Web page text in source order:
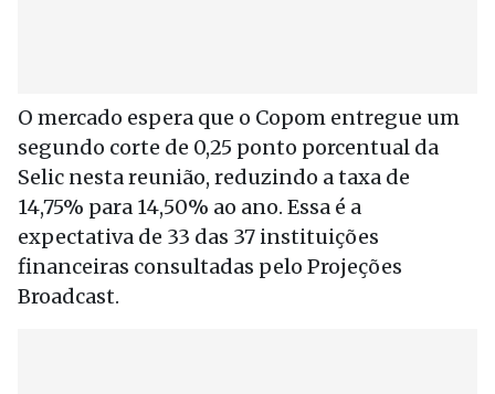
O mercado espera que o Copom entregue um
segundo corte de 0,25 ponto porcentual da
Selic nesta reunião, reduzindo a taxa de
14,75% para 14,50% ao ano. Essa é a
expectativa de 33 das 37 instituições
financeiras consultadas pelo Projeções
Broadcast.